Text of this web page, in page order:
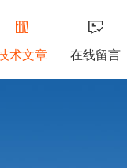
术文章 在线留言